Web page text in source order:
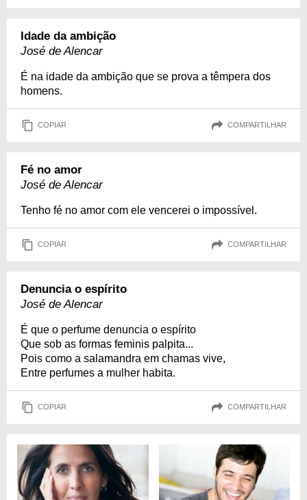
Idade da ambição
José de Alencar
É na idade da ambição que se prova a têmpera dos
homens.
COPIAR COMPARTILHAR
Fé no amor
José de Alencar
Tenho fé no amor com ele vencerei o impossível.
COPIAR COMPARTILHAR
Denuncia o espírito
José de Alencar
É que o perfume denuncia o espírito
Que sob as formas feminis palpita...
Pois como a salamandra em chamas vive,
Entre perfumes a mulher habita.
COPIAR COMPARTILHAR